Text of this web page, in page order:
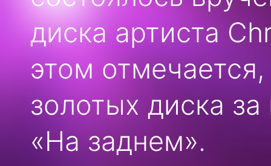
диска артиста
этом
золотых диска
«На заднем».